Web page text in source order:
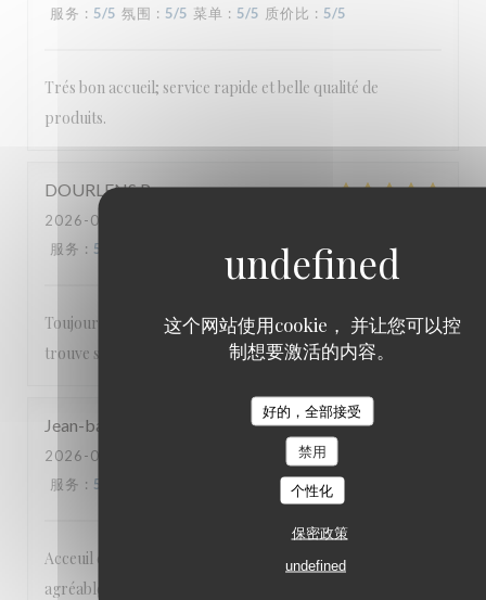
这个网站使用cookie， 并让您可以控
制想要激活的内容。
好的，全部接受
禁用
个性化
保密政策
undefined
服务 : 5/5 氛围 : 5/5 菜单 : 5/5 质价比 : 5/5
Trés bon accueil; service rapide et belle qualité de
produits.
DOURLENSP
2026-07-22
服务 : 5 质价比 : 5
Toujours un bon accueil et une carte où tout le monde
trouve son bonheur.
Jean-baptiste
2026-07-17
服务 : 5 质价比: 5 /5
Acceuil chaleureux et excellentes prestations. Cadre
agréable. A recommander